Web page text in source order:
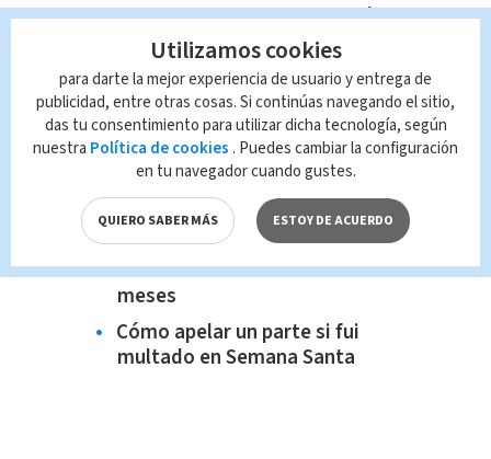
OIJ no ha podido conversar con él.
Te Recomendamos:
Matan a menor de edad cerca de
parque infantil en Alajuelita
¿Quién es el sospechoso de haber
robado a la bebé en Cartago?
Ropa hallada en Cartago
pertenece a sospechoso de
secuestrar a bebé de nueve
meses
Cómo apelar un parte si fui
multado en Semana Santa
Utilizamos cookies
para darte la mejor experiencia de usuario y entrega de
publicidad, entre otras cosas. Si continúas navegando el sitio,
das tu consentimiento para utilizar dicha tecnología, según
nuestra Política de cookies . Puedes cambiar la configuración
en tu navegador cuando gustes.
QUIERO SABER MÁS ESTOY DE ACUERDO